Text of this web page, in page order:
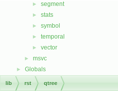
► segment
► stats
► symbol
► temporal
► vector
► msvc
► Globals
lib rst qtree